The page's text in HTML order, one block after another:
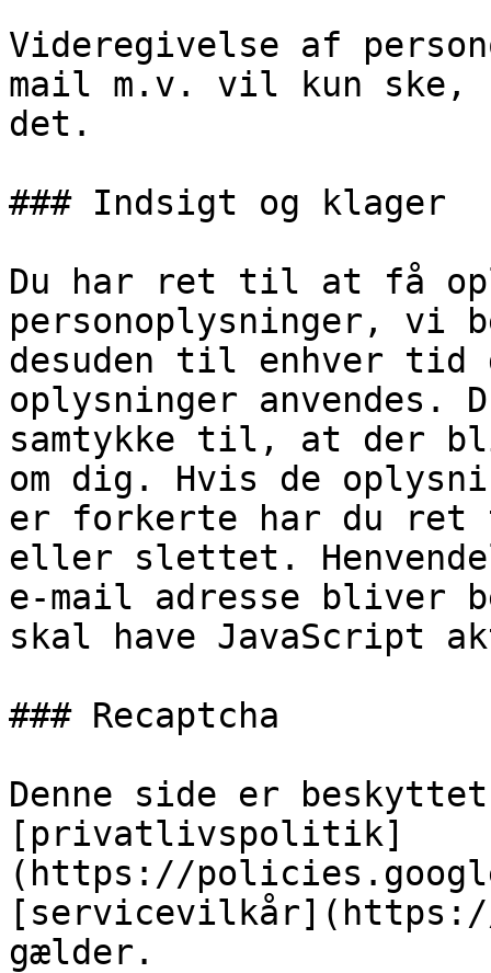
Videregivelse af
mail m.v. vil kun ske,
det.
### Indsigt og klager
Du har ret til at få
personoplysninger, vi
desuden til enhver tid
oplysninger anvendes.
samtykke til, at der
om dig. Hvis de
er forkerte har du
eller slettet.
e-mail adresse bliver
skal have JavaScript
### Recaptcha
Denne side er beskyttet
[privatlivspolitik]
(https://
gælder.